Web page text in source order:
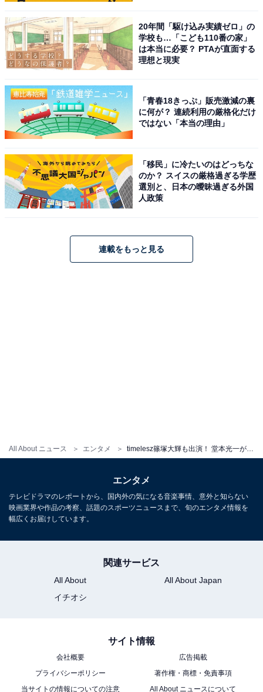
All About ニュース エンタメ
大ヒット中の『SAKAMOTO DAYS』から見る
「目黒蓮」の実力。劇場の方が絶対に楽しめる
ワケ
1 2
20年間「駆け込み実績ゼロ」の
学校も…「こども110番の家」
は本当に必要？ PTAが直面する
理想と現実
「青春18きっぷ」販売激減の裏
に何が？ 連続利用の厳格化だけ
ではない「本当の理由」
「移民」に冷たいのはどっちな
のか？ スイスの厳格過ぎる学歴
選別と、日本の曖昧過ぎる外国
人政策
連載をもっと見る
エンタメ
テレビドラマのレポートから、国内外の気になる音楽事情、意外と知らない
映画業界や作品の考察、話題のスポーツニュースまで、旬のエンタメ情報を
幅広くお届けしています。
関連サービス
All About
All About Japan
イチオシ
サイト情報
会社概要
広告掲載
プライバシーポリシー
著作権・商標・免責事項
当サイトの情報についての注意
All About ニュースについて